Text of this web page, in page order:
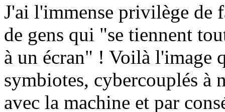
J'ai l'immense privilège de
de gens qui "se tiennent
à un écran" ! Voilà l'image
symbiotes, cybercouplés à
avec la machine et par